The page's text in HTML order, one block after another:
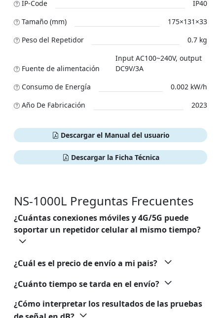
IP-Code
IP40
Tamaño (mm)
175×131×33
Peso del Repetidor
0.7 kg
Fuente de alimentación
Input AC100~240V, output
DC9V/3A
Сonsumo de Energía
0.002 kW/h
Año De Fabricación
2023
Descargar el Manual del usuario
Descargar la Ficha Técnica
NS-1000L Preguntas Frecuentes
¿Cuántas conexiones móviles y 4G/5G puede
soportar un repetidor celular al mismo tiempo?
¿Cuál es el precio de envío a mi pais?
¿Cuánto tiempo se tarda en el envío?
¿Cómo interpretar los resultados de las pruebas